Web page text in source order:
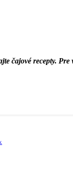
čajové recepty.